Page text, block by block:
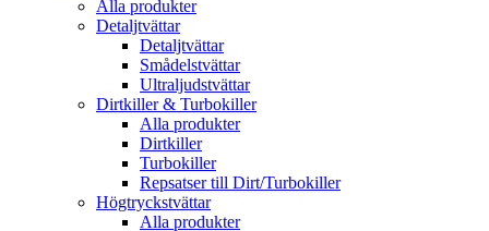
Alla produkter
Detaljtvättar
Detaljtvättar
Smådelstvättar
Ultraljudstvättar
Dirtkiller & Turbokiller
Alla produkter
Dirtkiller
Turbokiller
Repsatser till Dirt/Turbokiller
Högtryckstvättar
Alla produkter